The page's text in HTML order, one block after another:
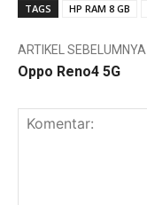
TAGS HP RAM 8 GB
ARTIKEL SEBELUMNYA
Oppo Reno4 5G